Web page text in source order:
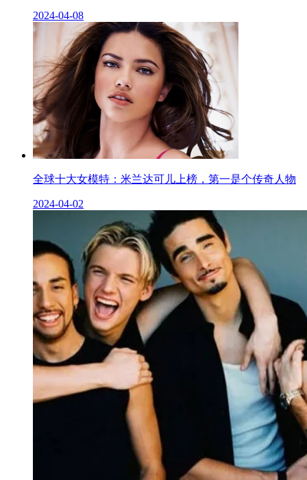
2024-04-08
全球十大女模​特：米兰达可儿上榜，第一是个传奇人物
2024-04-02